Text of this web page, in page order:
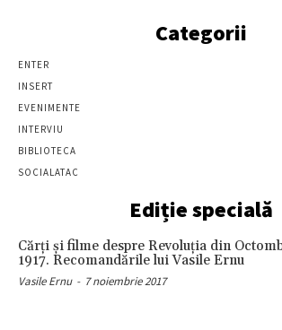
Categorii
ENTER
INSERT
EVENIMENTE
INTERVIU
BIBLIOTECA
SOCIALATAC
Ediție specială
Cărţi şi filme despre Revoluţia din
1917. Recomandările lui Vasile Ernu
Vasile Ernu - 7 noiembrie 2017